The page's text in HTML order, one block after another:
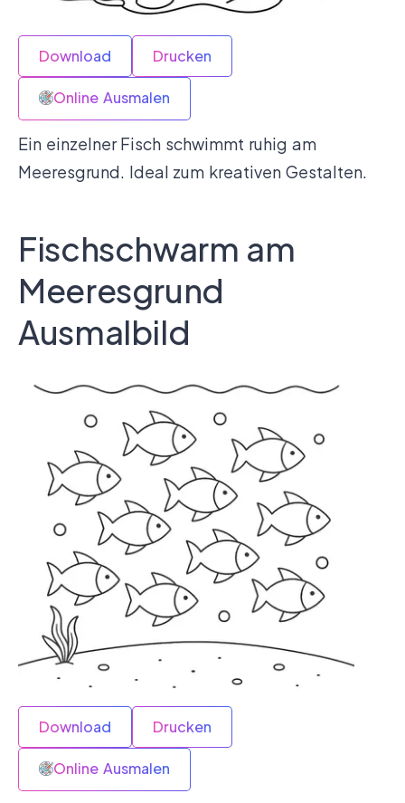
Download Drucken
Online Ausmalen
Ein einzelner Fisch schwimmt ruhig am
Meeresgrund. Ideal zum kreativen Gestalten.
Fischschwarm am
Meeresgrund
Ausmalbild
Download Drucken
Online Ausmalen